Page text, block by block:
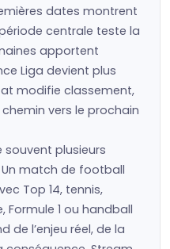
dates montrent
centrale teste la
apportent
Liga devient plus
modifie classement,
vers le prochain
plusieurs
match de football
Top 14, tennis,
Formule 1 ou handball
de l’enjeu réel, de la